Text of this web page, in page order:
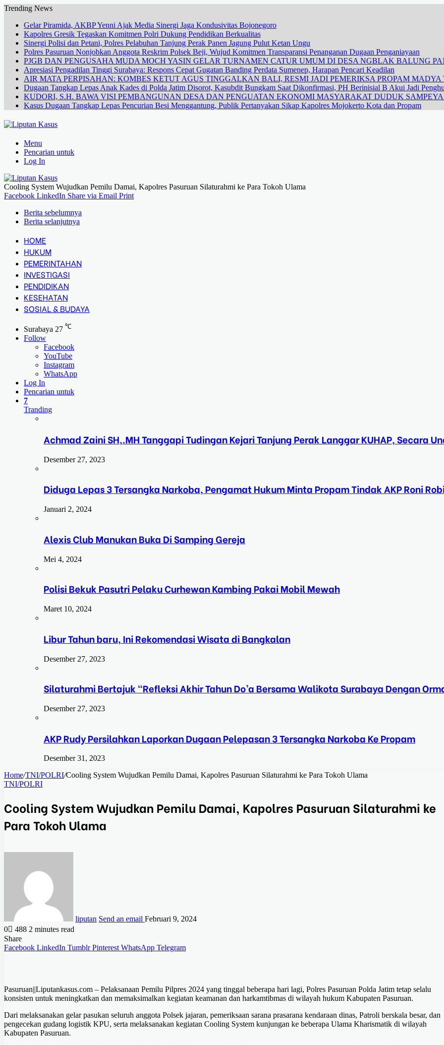
Trending News
Gelar Piramida, AKBP Yenni Ajak Media Sinergi Jaga Kondusivitas Bojonegoro
Kapolres Gresik Tegaskan Komitmen Polri Dukung Pendidikan Berkualitas
Sinergi Polisi dan Petani, Polres Pelabuhan Tanjung Perak Panen Jagung Pulut Ketan Ungu
Polres Pasuruan Nonjobkan Anggota Reskrim Polsek Beji, Wujud Komitmen Transparansi Penanganan Dugaan Penganiayaan
PJGB DAN PENGUSAHA MUDA MOCH YASIN GELAR TURNAMEN CATUR UMUM DI DESA NGBLAK BALUNG
Apresiasi Pengadilan Tinggi Surabaya: Respons Cepat Gugatan Banding Perdata Sumenep, Harapan Pencari Keadilan
AIR MATA PERPISAHAN: KOMBES KETUT AGUS TINGGALKAN BALI, RESMI JADI PEMERIKSA PROPAM
Dugaan Tangkap Lepas Anak Kades di Polda Jatim Disorot, Kasubdit Bungkam Saat Dikonfirmasi, PH Berinisial B Akui Jadi
KUDORI, S.H. BAWA VISI PEMBANGUNAN DESA DAN PENGUATAN EKONOMI MASYARAKAT DUDUK
Kasus Dugaan Tangkap Lepas Pencurian Besi Menggantung, Publik Pertanyakan Sikap Kapolres Mojokerto Kota dan Propam
Menu
Pencarian untuk
Log In
Cooling System Wujudkan Pemilu Damai, Kapolres Pasuruan Silaturahmi ke Para Tokoh Ulama
Facebook LinkedIn Share via Email Print
Berita sebelumnya
Berita selanjutnya
HOME
HUKUM
PEMERINTAHAN
INVESTIGASI
PENDIDIKAN
KESEHATAN
SOSIAL & BUDAYA
Surabaya 27 ℃
Follow
Facebook
YouTube
Instagram
WhatsApp
Log In
Pencarian untuk
7
Tranding
Achmad Zaini SH,.MH Tanggapi Tudingan Kejari Tanjung Perak Langgar KUHAP, Secara
Desember 27, 2023
Diduga Lepas 3 Tersangka Narkoba, Pengamat Hukum Minta Propam Tindak AKP Roni
Januari 2, 2024
Alexis Club Manukan Buka Di Samping Gereja
Mei 4, 2024
Polisi Bekuk Pasutri Pelaku Curhewan Kambing Pakai Mobil Mewah
Maret 10, 2024
Libur Tahun baru, Ini Rekomendasi Wisata di Bangkalan
Desember 27, 2023
Silaturahmi Bertajuk “Refleksi Akhir Tahun Do’a Bersama Walikota Surabaya Dengan
Desember 27, 2023
AKP Rudy Persilahkan Laporkan Dugaan Pelepasan 3 Tersangka Narkoba Ke Propam
Desember 31, 2023
Home/TNI/POLRI/Cooling System Wujudkan Pemilu Damai, Kapolres Pasuruan Silaturahmi ke Para Tokoh Ulama
TNI/POLRI
Cooling System Wujudkan Pemilu Damai, Kapolres Pasuruan Silaturahmi ke
Para Tokoh Ulama
liputan Send an email Februari 9, 2024
0
488 2 minutes read
Share
Facebook LinkedIn Tumblr Pinterest WhatsApp Telegram
Pasuruan||Liputankasus.com – Pelaksanaan Pemilu Pilpres 2024 yang tinggal beberapa hari lagi, Polres Pasuruan Polda Jatim tetap selalu
konsisten untuk meningkatkan dan memaksimalkan kegiatan keamanan dan harkamtibmas di wilayah hukum Kabupaten Pasuruan.
Dari melaksanakan gelar pasukan seluruh anggota Polsek jajaran, pemeriksaan sarana prasarana kendaraan dinas, Patroli berskala besar, dan
pengecekan gudang logistik KPU, serta melaksanakan kegiatan Cooling System kunjungan ke beberapa Ulama Kharismatik di wilayah
Kabupaten Pasuruan.